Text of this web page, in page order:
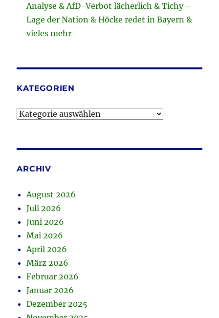
Analyse & AfD-Verbot lächerlich & Tichy –
Lage der Nation & Höcke redet in Bayern &
vieles mehr
KATEGORIEN
Kategorien
ARCHIV
August 2026
Juli 2026
Juni 2026
Mai 2026
April 2026
März 2026
Februar 2026
Januar 2026
Dezember 2025